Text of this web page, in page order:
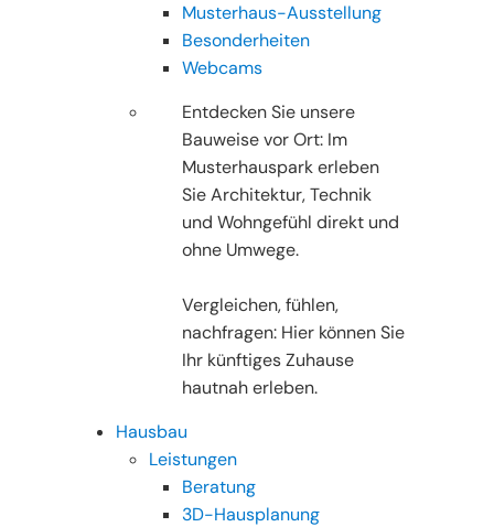
Musterhaus-Ausstellung
Besonderheiten
Webcams
Entdecken Sie unsere
Bauweise vor Ort: Im
Musterhauspark erleben
Sie Architektur, Technik
und Wohngefühl direkt und
ohne Umwege.
Vergleichen, fühlen,
nachfragen: Hier können Sie
Ihr künftiges Zuhause
hautnah erleben.
Hausbau
Leistungen
Beratung
3D-Hausplanung